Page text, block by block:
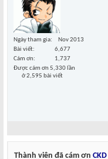
Ngày tham gia
Nov 2013
Bài viết
6,677
Cám ơn
1,737
Được cám ơn 5,330 lần
ở 2,595 bài viết
Thành viên đã cám ơn CKD